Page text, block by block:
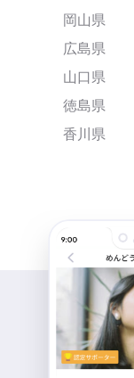
岡山県
広島県
山口県
徳島県
香川県